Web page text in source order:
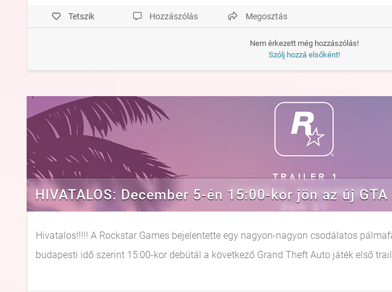
Tetszik Hozzászólás Megosztás
Nem érkezett még hozzászólás!
Szólj hozzá elsőként!
HIVATALOS: December 5-én 15:00-kor jön az új
Hivatalos!!!!! A Rockstar Games bejelentette egy nagyon-nagyon csodálatos
budapesti idő szerint 15:00-kor debütál a következő Grand Theft Auto játék első